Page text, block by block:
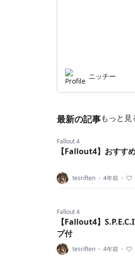
ニッチー
最新の記事もっと見
Fallout 4
【Fallout4】おすす
tesriften ・ 4年前 ・
Fallout 4
【Fallout4】
プ付
tesriften ・ 4年前 ・